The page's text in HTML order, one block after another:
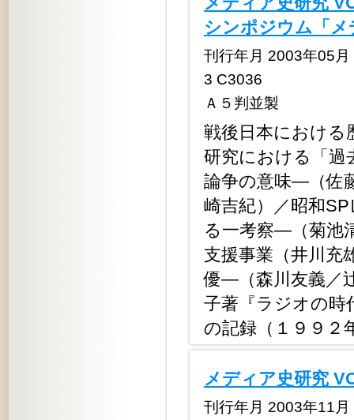
シンポジウム「
刊行年月 2003年05
3 C3036
Ａ５判並製
戦後日本における
研究における「
論争の意味―（佐
崎吉紀）／昭和
る一考察―（菊池
支援事業（井川
優―（森川友義／
子著『ラジオの
の記録（
メディア史研究
刊行年月 2003年11